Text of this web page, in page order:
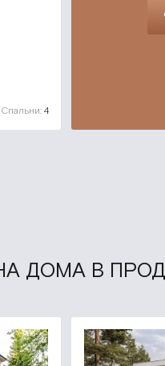
Спальни: 4
ДОМА В